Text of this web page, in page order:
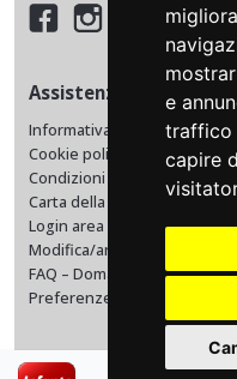
e
traffico
capire
Assistenza
Informativa privacy
Cookie policy
Condizioni di vendita e
Carta della Mobilità
Login area riservata
Modifica/annulla viaggio
FAQ – Domande frequenti
Preferenze cookies